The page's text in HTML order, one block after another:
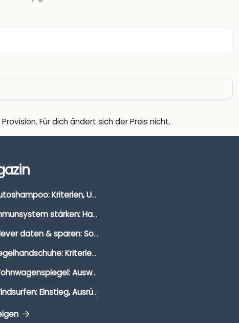
Für dich ändert sich der Preis nicht.
Autoshampoo: Kriterien, Unterschiede & Anwendung
Immunsystem stärken: Hausmittel, Vitamine & Wissenswertes
Clever daten & sparen: So findest du die besten Deals für Dates und Unternehmungen
Segelhandschuhe: Kriterien, Materialien & Tipps
Wohnwagenspiegel: Auswahl, Preise & Montage
Windsurfen: Einstieg, Ausrüstung & Tipps